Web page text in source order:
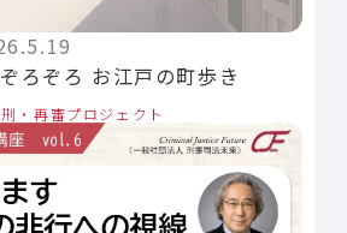
ろぞろ お江戸の町歩き
・再審プロジェクト